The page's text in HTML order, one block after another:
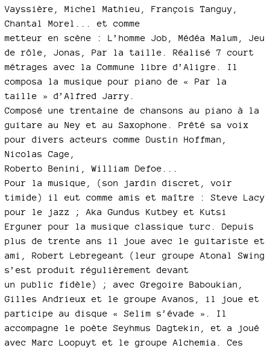
Vayssière, Michel Mathieu, François Tanguy,
Chantal Morel... et comme
metteur en scène : L’homme Job, Médéa Malum, Jeu
de rôle, Jonas, Par la taille. Réalisé 7 court
métrages avec la Commune libre d’Aligre. Il
composa la musique pour piano de « Par la
taille » d’Alfred Jarry.
Composé une trentaine de chansons au piano à la
guitare au Ney et au Saxophone. Prêté sa voix
pour divers acteurs comme Dustin Hoffman,
Nicolas Cage,
Roberto Benini, William Defoe...
Pour la musique, (son jardin discret, voir
timide) il eut comme amis et maître : Steve Lacy
pour le jazz ; Aka Gundus Kutbey et Kutsi
Erguner pour la musique classique turc. Depuis
plus de trente ans il joue avec le guitariste et
ami, Robert Lebregeant (leur groupe Atonal Swing
s’est produit régulièrement devant
un public fidèle) ; avec Gregoire Baboukian,
Gilles Andrieux et le groupe Avanos, il joue et
participe au disque « Selim s’évade ». Il
accompagne le poète Seyhmus Dagtekin, et a joué
avec Marc Loopuyt et le groupe Alchemia. Ces